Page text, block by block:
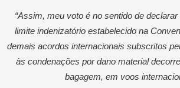
“Assim, meu voto é no sentido de
limite indenizatório estabelecido na
demais acordos internacionais subscritos
às condenações por dano material
bagagem, em voos